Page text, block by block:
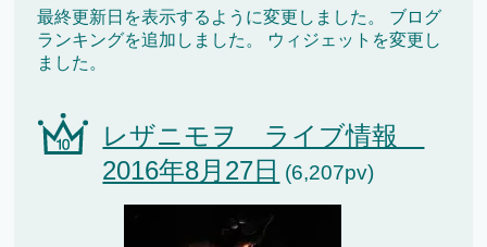
最終更新日を表示するように変更しました。 ブログ
ランキングを追加しました。 ウィジェットを変更し
ました。
レザニモヲ ライブ情報
2016年8月27日 (6,207pv)